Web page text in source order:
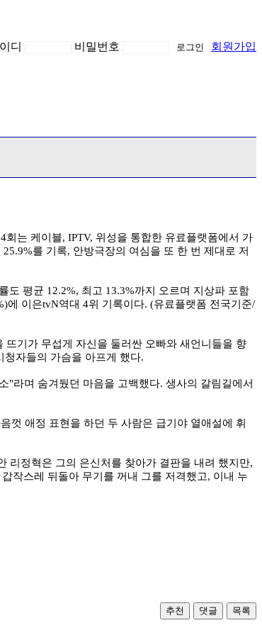
디 비밀번호 회원가입
는 케이블, IPTV, 위성을 통합한 유료플랫폼에서 가
를 기록, 안방극장의 여심을 또 한 번 제대로 저
도 평균 12.2%, 최고 13.3%까지 오르며 지상파 포함
에 이은tvN역대 4위 기록이다. (유료플랫폼 전국기준/
기가 무섭게 자신을 둘러싼 오빠와 새언니들을 향
자들의 가슴을 아프게 했다.
"라며 숨겨뒀던 마음을 고백했다. 생사의 갈림길에서
껏 애정 표현을 하던 두 사람은 급기야 열애설에 휘
리정혁은 그의 은신처를 찾아가 결판을 내려 했지만,
작스레 뒤돌아 무기를 꺼내 그를 저격했고, 이내 누